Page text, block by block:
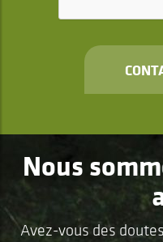
Nous
Avez-vous des